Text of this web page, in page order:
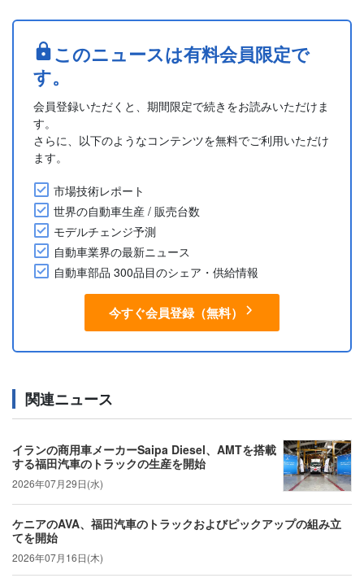
Pro」、電気トラック「eAumark」の6T、9T、12Tバージ
ョン。
・「eWonder」は容量41.86kWhのバッテリーを採....
このニュースは有料会員限定で
す。
会員登録いただくと、期間限定で続きをお読みいただけま
す。
さらに、以下のようなコンテンツを無料でご利用いただけ
ます。
市場技術レポート
世界の自動車生産 / 販売台数
モデルチェンジ予測
自動車業界の最新ニュース
自動車部品 300品目のシェア・供給情報
今すぐ会員登録（無料）
関連ニュース
イランの商用車メーカーSaipa Diesel、AMTを搭載
する福田汽車のトラックの生産を開始
2026年07月29日(水)
ケニアのAVA、福田汽車のトラックおよびピックアップの組み立
てを開始
2026年07月16日(木)